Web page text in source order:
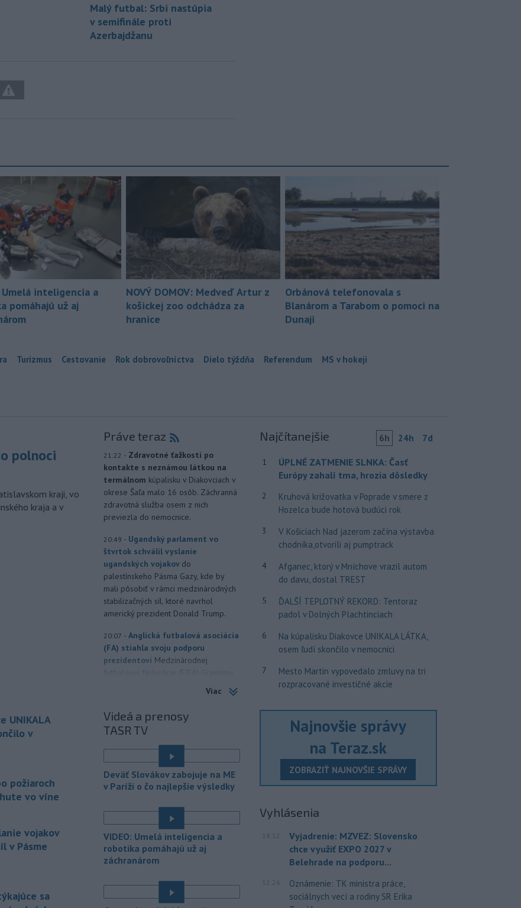
Malý futbal: Srbi nastúpia
v semifinále proti
Azerbajdžanu
Umelá inteligencia a
pomáhajú už aj
NOVÝ DOMOV: Medveď Artur z
košickej zoo odchádza za
hranice
Orbánová telefonovala s
Blanárom a Tarabom o pomoci na
Dunaji
Turizmus Cestovanie Rok dobrovoľníctva Dielo týždňa Referendum MS v hokeji
polnoci
kraji, vo
kraja a v
UNIKALA
v
požiaroch
vo víne
vojakov
v Pásme
sa
Práve teraz
21:22 - Zdravotné ťažkosti po
kontakte s neznámou látkou na
termálnom kúpalisku v Diakovciach v
okrese Šaľa malo 16 osôb. Záchranná
zdravotná služba osem z nich
previezla do nemocnice.
20:49 - Ugandský parlament vo
štvrtok schválil vyslanie
ugandských vojakov do
palestínskeho Pásma Gazy, kde by
mali pôsobiť v rámci medzinárodných
stabilizačných síl, ktoré navrhol
americký prezident Donald Trump.
20:07 - Anglická futbalová asociácia
(FA) stiahla svoju podporu
prezidentovi Medzinárodnej
Infantinovi, ktorý je pod paľbou kritiky
18:54 - Vo štvrtok do polnoci treba
najmä na západe a severozápade
Slovenska počítať s búrkami.
Slovenský hydrometeorologický ústav
(SHMÚ) vydal výstrahy prvého stupňa.
Platia aj v okresoch Snina a Sobrance.
záchrannými zložkami zasahuje
termálnom kúpalisku v Diakovciach.
17:36 - V dunajských prístavoch v
Bratislave, Komárne a Štúrove v
spolu 1827 pristátí osobných
kajutových a výletných plavidiel.
Viac
Videá a prenosy
TASR TV
Deväť Slovákov zabojuje na ME
v Paríži o čo najlepšie výsledky
VIDEO: Umelá inteligencia a
robotika pomáhajú už aj
záchranárom
Najčítanejšie 6h 24h 7d
1
ÚPLNÉ ZATMENIE SLNKA: Časť
Európy zahalí tma, hrozia dôsledky
2
Kruhová križovatka v Poprade v smere z
Hozelca bude hotová budúci rok
3
V Košiciach Nad jazerom začína výstavba
chodníka,otvorili aj pumptrack
4
Afganec, ktorý v Mníchove vrazil autom
do davu, dostal TREST
5
ĎALŠÍ TEPLOTNÝ REKORD: Tentoraz
padol v Dolných Plachtinciach
6
Na kúpalisku Diakovce UNIKALA LÁTKA,
osem ľudí skončilo v nemocnici
7
Mesto Martin vypovedalo zmluvy na tri
rozpracované investičné akcie
Najnovšie správy
na Teraz.sk
ZOBRAZIŤ NAJNOVŠIE SPRÁVY
Vyhlásenia
18:12
Vyjadrenie: MZVEZ: Slovensko
chce využiť EXPO 2027 v
Belehrade na podporu...
12:26
Oznámenie: TK ministra práce,
sociálnych vecí a rodiny SR Erika